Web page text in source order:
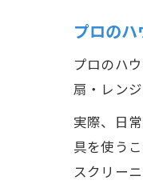
プロの
プロのハ
扇・レン
実際、日
具を使う
スクリー